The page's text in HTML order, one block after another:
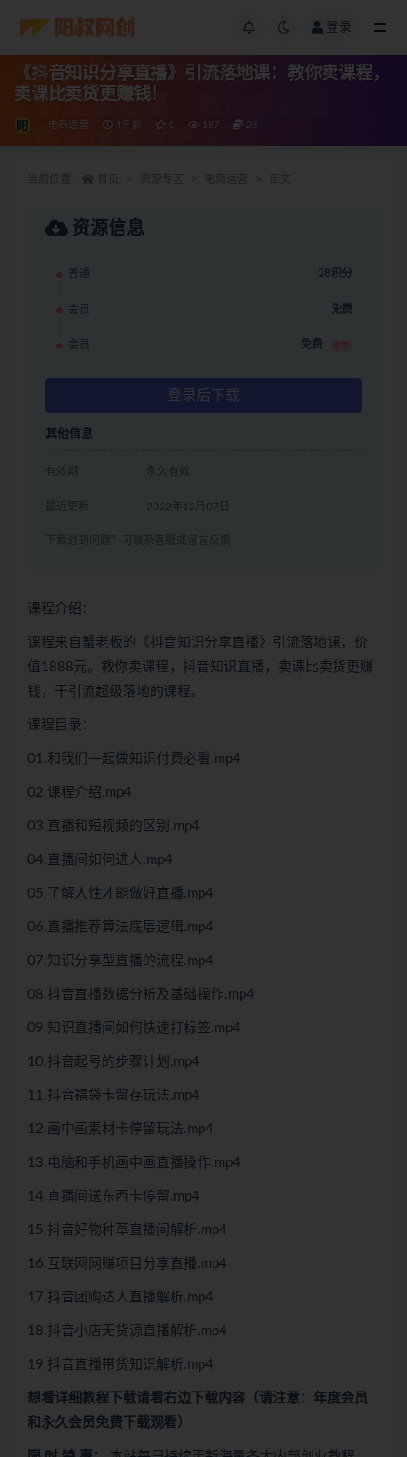
登录
《抖音知识分享直播》引流落地课：教你卖课程，
卖课比卖货更赚钱！
电商运营 4年前 0 187 28
资源信息
普通 28积分
会员 免费
会员 免费 推荐
登录后下载
其他信息
有效期 永久有效
最近更新 2022年12月07日
下载遇到问题？可联系客服或留言反馈
课程介绍：
课程来自蟹老板的《抖音知识分享直播》引流落地课，价
值1888元。教你卖课程，抖音知识直播，卖课比卖货更赚
钱，干引流超级落地的课程。
课程目录：
01.和我们一起做知识付费必看.mp4
02.课程介绍.mp4
03.直播和短视频的区别.mp4
04.直播间如何进人.mp4
05.了解人性才能做好直播.mp4
06.直播推荐算法底层逻辑.mp4
07.知识分享型直播的流程.mp4
08.抖音直播数据分析及基础操作.mp4
09.知识直播间如何快速打标签.mp4
10.抖音起号的步骤计划.mp4
11.抖音福袋卡留存玩法.mp4
12.画中画素材卡停留玩法.mp4
13.电脑和手机画中画直播操作.mp4
14.直播间送东西卡停留.mp4
15.抖音好物种草直播间解析.mp4
16.互联网网赚项目分享直播.mp4
17.抖音团购达人直播解析.mp4
18.抖音小店无货源直播解析.mp4
19.抖音直播带货知识解析.mp4
想看详细教程下载请看右边下载内容 （请注意：年度会员
和永久会员免费下载观看）